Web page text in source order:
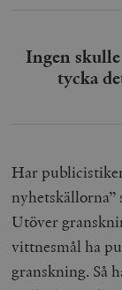
Ingen
tycka
Har
nyhetskällorna”
Utöver
vittnesmål ha
granskning. Så